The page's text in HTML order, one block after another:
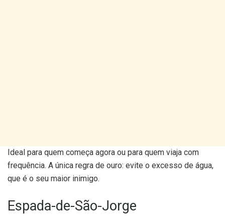
Ideal para quem começa agora ou para quem viaja com
frequência. A única regra de ouro: evite o excesso de água,
que é o seu maior inimigo.
Espada-de-São-Jorge